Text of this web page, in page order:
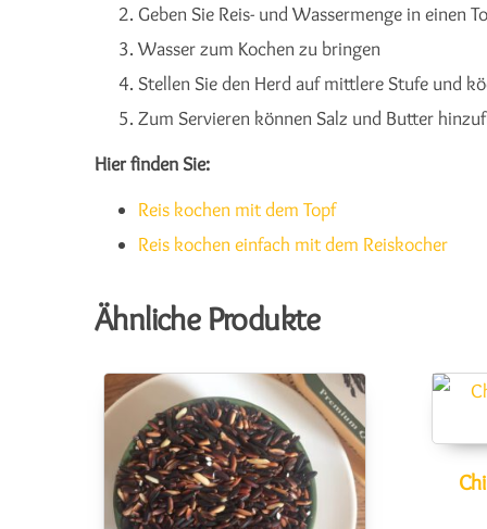
Geben Sie Reis- und Wassermenge in
Wasser zum Kochen zu bringen
Stellen Sie den Herd auf mittlere Stufe und
Zum Servieren können Salz und Butter
Hier finden Sie:
Reis kochen mit dem Topf
Reis kochen einfach mit dem Reiskocher
Ähnliche Produkte